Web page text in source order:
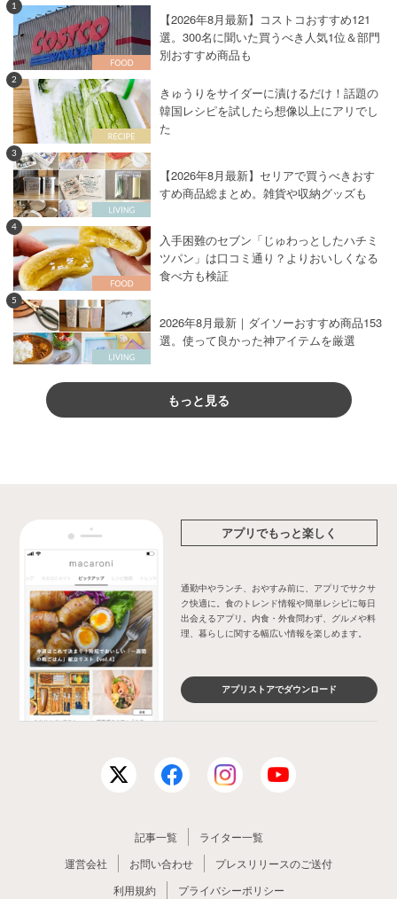
1
【2026年8月最新】コストコおすすめ121
選。300名に聞いた買うべき人気1位＆部門
別おすすめ商品も
2
きゅうりをサイダーに漬けるだけ！話題の
韓国レシピを試したら想像以上にアリでし
た
3
【2026年8月最新】セリアで買うべきおす
すめ商品総まとめ。雑貨や収納グッズも
4
入手困難のセブン「じゅわっとしたハチミ
ツパン」は口コミ通り？よりおいしくなる
食べ方も検証
5
2026年8月最新｜ダイソーおすすめ商品153
選。使って良かった神アイテムを厳選
もっと見る
アプリでもっと楽しく
通勤中やランチ、おやすみ前に、アプリでサクサ
ク快適に。食のトレンド情報や簡単レシピに毎日
出会えるアプリ。内食・外食問わず、グルメや料
理、暮らしに関する幅広い情報を楽しめます。
アプリストアでダウンロード
記事一覧
ライター一覧
運営会社
お問い合わせ
プレスリリースのご送付
利用規約
プライバシーポリシー